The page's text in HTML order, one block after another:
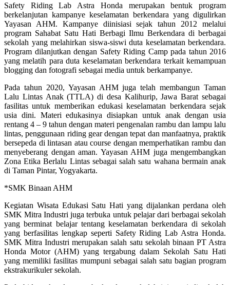
Safety Riding Lab Astra Honda merupakan bentuk program
berkelanjutan kampanye keselamatan berkendara yang digulirkan
Yayasan AHM. Kampanye diinisiasi sejak tahun 2012 melalui
program Sahabat Satu Hati Berbagi Ilmu Berkendara di berbagai
sekolah yang melahirkan siswa-siswi duta keselamatan berkendara.
Program dilanjutkan dengan Safety Riding Camp pada tahun 2016
yang melatih para duta keselamatan berkendara terkait kemampuan
blogging dan fotografi sebagai media untuk berkampanye.
Pada tahun 2020, Yayasan AHM juga telah membangun Taman
Lalu Lintas Anak (TTLA) di desa Kalihurip, Jawa Barat sebagai
fasilitas untuk memberikan edukasi keselamatan berkendara sejak
usia dini. Materi edukasinya disiapkan untuk anak dengan usia
rentang 4 – 9 tahun dengan materi pengenalan rambu dan lampu lalu
lintas, penggunaan riding gear dengan tepat dan manfaatnya, praktik
bersepeda di lintasan atau course dengan memperhatikan rambu dan
menyeberang dengan aman. Yayasan AHM juga mengembangkan
Zona Etika Berlalu Lintas sebagai salah satu wahana bermain anak
di Taman Pintar, Yogyakarta.
*SMK Binaan AHM
Kegiatan Wisata Edukasi Satu Hati yang dijalankan perdana oleh
SMK Mitra Industri juga terbuka untuk pelajar dari berbagai sekolah
yang berminat belajar tentang keselamatan berkendara di sekolah
yang berfasilitas lengkap seperti Safety Riding Lab Astra Honda.
SMK Mitra Industri merupakan salah satu sekolah binaan PT Astra
Honda Motor (AHM) yang tergabung dalam Sekolah Satu Hati
yang memiliki fasilitas mumpuni sebagai salah satu bagian program
ekstrakurikuler sekolah.